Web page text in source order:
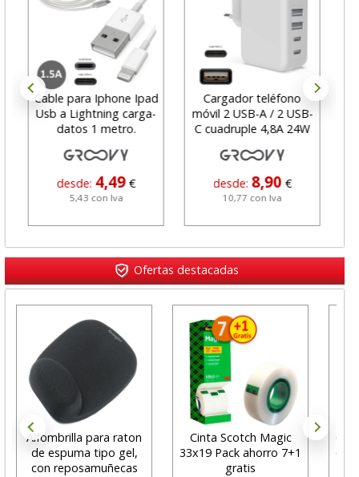
Cable para Iphone Ipad
Usb a Lightning carga-
datos 1 metro.
desde:4,49 €
5,43 con Iva
Cargador teléfono
móvil 2 USB-A / 2 USB-
C cuadruple 4,8A 24W
desde:8,90 €
10,77 con Iva
Ofertas destacadas
Alfombrilla para raton
de espuma tipo gel,
con reposamuñecas
Cinta Scotch Magic
33x19 Pack ahorro 7+1
gratis
6